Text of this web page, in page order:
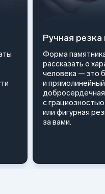
Ручная
Форма
рассказать о
человека — это
и
с
или фигурная
за вами.